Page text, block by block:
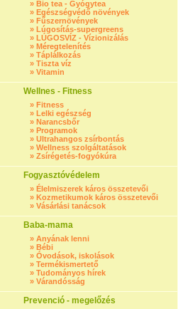
» Bio tea - Gyógytea
» Egészségvédő növények
» Fűszernövények
» Lúgosítás-supergreens
» LÚGOSVÍZ - Vízionizálás
» Méregtelenítés
» Táplálkozás
» Tiszta víz
» Vitamin
Wellnes - Fitness
» Fitness
» Lelki egészség
» Narancsbőr
» Programok
» Ultrahangos zsírbontás
» Wellness szolgáltatások
» Zsírégetés-fogyókúra
Fogyasztóvédelem
» Élelmiszerek káros összetevői
» Kozmetikumok káros összetevői
» Vásárlási tanácsok
Baba-mama
» Anyának lenni
» Bébi
» Óvodások, iskolások
» Termékismertető
» Tudományos hírek
» Várandósság
Prevenció - megelőzés